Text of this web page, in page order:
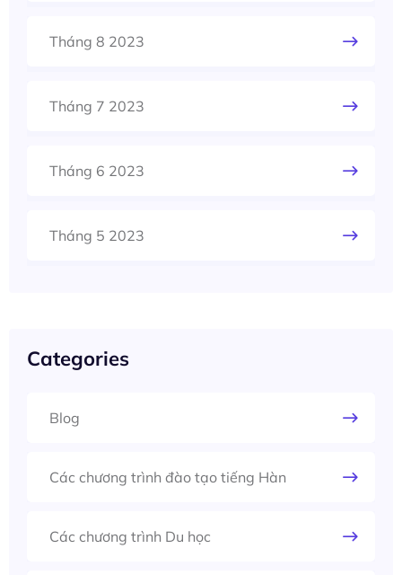
Tháng 8 2023
Tháng 7 2023
Tháng 6 2023
Tháng 5 2023
Categories
Blog
Các chương trình đào tạo tiếng Hàn
Các chương trình Du học